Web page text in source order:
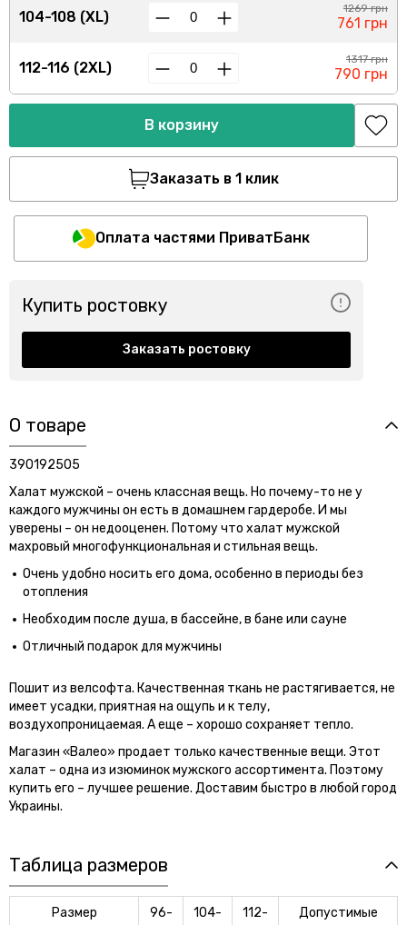
104-108 (XL)
112-116 (2XL)
1269 грн
761 грн
1317 грн
790 грн
В корзину
Заказать в 1 клик
Оплата частями ПриватБанк
Купить ростовку
Заказать ростовку
О товаре
390192505
Халат мужской – очень классная вещь. Но почему-то не у
каждого мужчины он есть в домашнем гардеробе. И мы
уверены – он недооценен. Потому что халат мужской
махровый многофункциональная и стильная вещь.
Очень удобно носить его дома, особенно в периоды без
отопления
Необходим после душа, в бассейне, в бане или сауне
Отличный подарок для мужчины
Пошит из велсофта. Качественная ткань не растягивается, не
имеет усадки, приятная на ощупь и к телу,
воздухопроницаемая. А еще – хорошо сохраняет тепло.
Магазин «Валео» продает только качественные вещи. Этот
халат – одна из изюминок мужского ассортимента. Поэтому
купить его – лучшее решение. Доставим быстро в любой город
Украины.
Таблица размеров
Размер
96-
104-
112-
Допустимые